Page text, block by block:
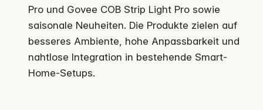
Pro und Govee COB Strip Light Pro sowie
saisonale Neuheiten. Die Produkte zielen auf
besseres Ambiente, hohe Anpassbarkeit und
nahtlose Integration in bestehende Smart-
Home-Setups.